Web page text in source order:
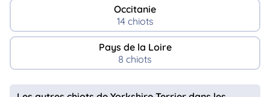
Occitanie
14 chiots
Pays de la Loire
8 chiots